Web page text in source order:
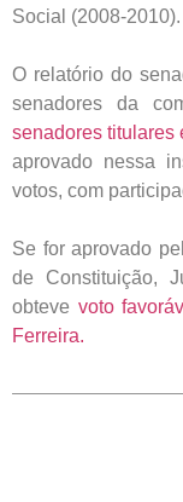
Social (2008-2010).
O relatório do
senadores da
senadores titulares
aprovado nessa
votos, com
Se for aprovado
de Constituição,
obteve voto
Ferreira.